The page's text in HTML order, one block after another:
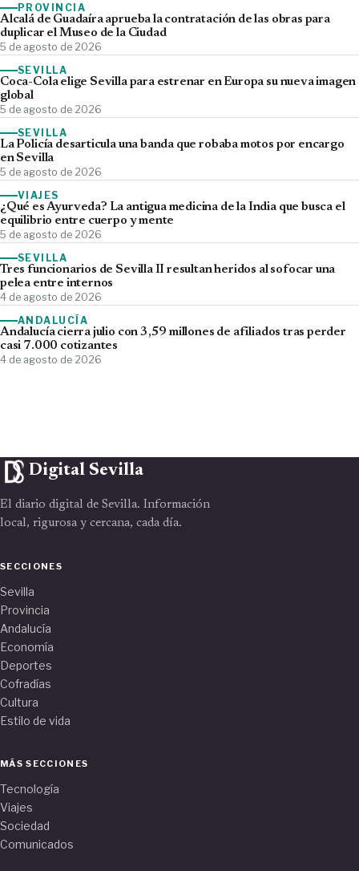
PROVINCIA
Alcalá de Guadaíra aprueba la contratación de las obras para
duplicar el Museo de la Ciudad
5 de agosto de 2026
SEVILLA
Coca-Cola elige Sevilla para estrenar en Europa su nueva imagen
global
5 de agosto de 2026
SEVILLA
La Policía desarticula una banda que robaba motos por encargo
en Sevilla
5 de agosto de 2026
VIAJES
¿Qué es Ayurveda? La antigua medicina de la India que busca el
equilibrio entre cuerpo y mente
5 de agosto de 2026
SEVILLA
Tres funcionarios de Sevilla II resultan heridos al sofocar una
pelea entre internos
4 de agosto de 2026
ANDALUCÍA
Andalucía cierra julio con 3,59 millones de afiliados tras perder
casi 7.000 cotizantes
4 de agosto de 2026
Digital Sevilla
El diario digital de Sevilla. Información
local, rigurosa y cercana, cada día.
SECCIONES
Sevilla
Provincia
Andalucía
Economía
Deportes
Cofradías
Cultura
Estilo de vida
MÁS SECCIONES
Tecnología
Viajes
Sociedad
Comunicados